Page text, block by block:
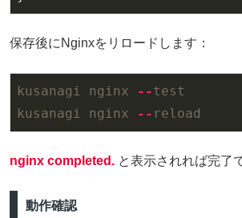
保存後にNginxをリロードします：
kusanagi nginx - -test
kusanagi
nginx - - reload
nginx completed. と表示されれば完了
動作確認